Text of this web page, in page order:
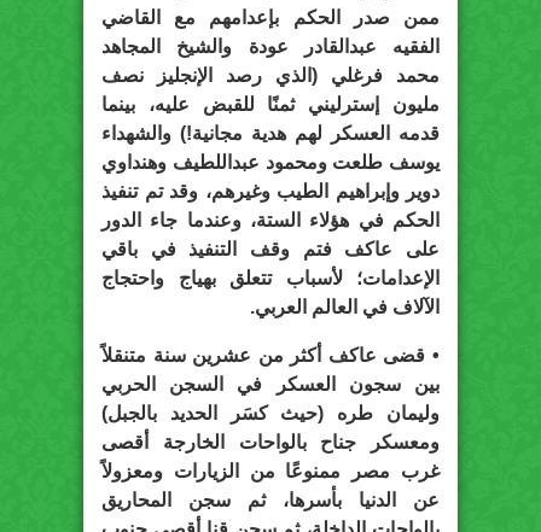
ممن صدر الحكم بإعدامهم مع القاضي
الفقيه عبدالقادر عودة والشيخ المجاهد
محمد فرغلي (الذي رصد الإنجليز نصف
مليون إسترليني ثمنًا للقبض عليه، بينما
قدمه العسكر لهم هدية مجانية!) والشهداء
يوسف طلعت ومحمود عبداللطيف وهنداوي
دوير وإبراهيم الطيب وغيرهم، وقد تم تنفيذ
الحكم في هؤلاء الستة، وعندما جاء الدور
على عاكف فتم وقف التنفيذ في باقي
الإعدامات؛ لأسباب تتعلق بهياج واحتجاج
الآلاف في العالم العربي.
• قضى عاكف أكثر من عشرين سنة متنقلاً
بين سجون العسكر في السجن الحربي
وليمان طره (حيث كسَر الحديد بالجبل)
ومعسكر جناح بالواحات الخارجة أقصى
غرب مصر ممنوعًا من الزيارات ومعزولاً
عن الدنيا بأسرها، ثم سجن المحاريق